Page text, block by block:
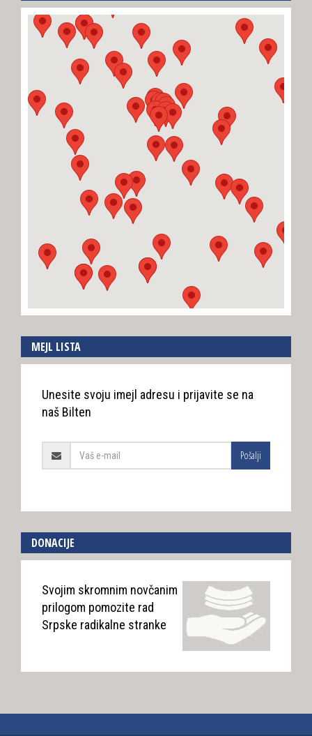
MEJL LISTA
Unesite svoju imejl adresu i prijavite se na
naš Bilten
Pošalji
DONACIJE
Svojim skromnim novčanim
prilogom pomozite rad
Srpske radikalne stranke